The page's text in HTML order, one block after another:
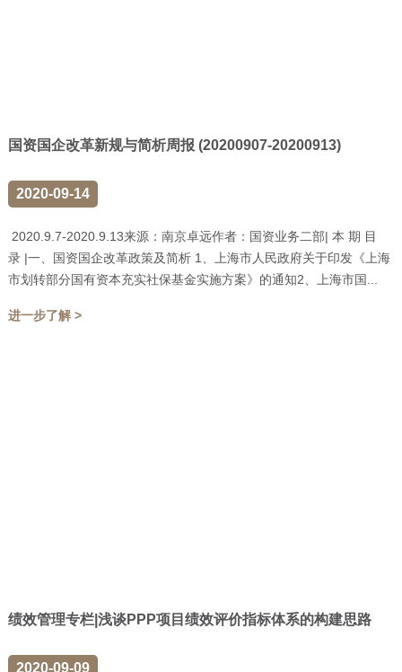
国资国企改革新规与简析周报 (20200907-20200913)
2020-09-14
2020.9.7-2020.9.13来源：南京卓远作者：国资业务二部| 本 期 目
录 |一、国资国企改革政策及简析 1、上海市人民政府关于印发《上海
市划转部分国有资本充实社保基金实施方案》的通知2、上海市国...
进一步了解 >
绩效管理专栏|浅谈PPP项目绩效评价指标体系的构建思路
2020-09-09